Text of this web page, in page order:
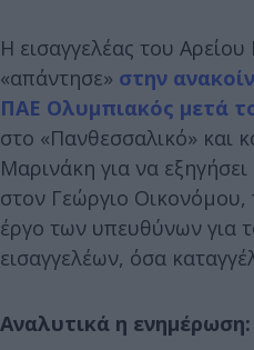
Η εισαγγελέας του
«απάντησε» στην
ΠΑΕ Ολυμπιακός μετά
στο «Πανθεσσαλικό» και
Μαρινάκη για να
στον Γεώργιο Οικονόμου,
έργο των υπευθύνων για
εισαγγελέων, όσα
Αναλυτικά η ενημέρωση: